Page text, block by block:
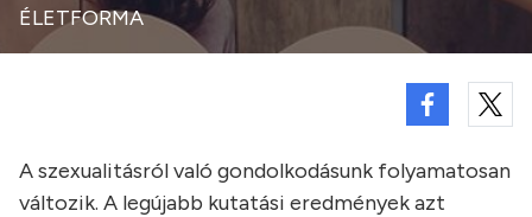
ÉLETFORMA
A szexualitásról való gondolkodásunk folyamatosan
változik. A legújabb kutatási eredmények azt